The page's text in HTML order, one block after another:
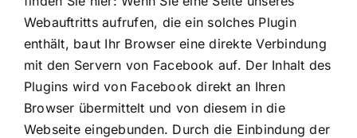
Webauftritts aufrufen, die ein solches Plugin
enthält, baut Ihr Browser eine direkte Verbindung
mit den Servern von Facebook auf. Der Inhalt des
Plugins wird von Facebook direkt an Ihren
Browser übermittelt und von diesem in die
Webseite eingebunden. Durch die Einbindung der